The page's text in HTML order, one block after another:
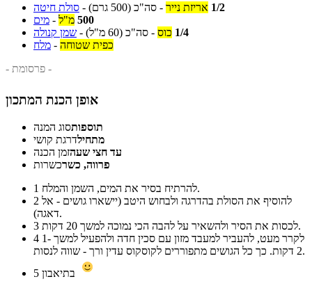
סולת חיטה - 1/2 אריזת נייר - סה"כ (500 גרם)
מים - 500 מ"ל
שמן קנולה - 1/4 כוס - סה"כ (60 מ"ל)
מלח - כפית שטוחה
- פרסומת -
אופן הכנת המתכון
תוספותסוג המנה
מתחילדרגת קושי
עד חצי שעהזמן הכנה
פרווה, כשרכשרות
1
להרתיח בסיר את המים, השמן והמלח.
2
דאגה).
3
לכסות את הסיר ולהשאיר על להבה הכי נמוכה למשך 20 דקות.
4
2 דקות. כך כל הגושים מתפוררים לקוסקוס עדין ורך - שווה לנסות.
5